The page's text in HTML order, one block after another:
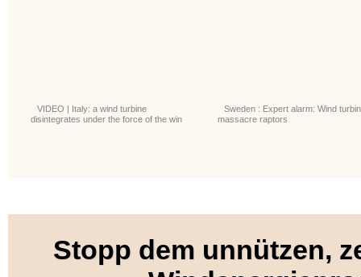
VIDEO | Italy: a wind turbine
disintegrates under the force of the win
Sweden : Expert alarm: Wind
massacre raptors
Stopp dem unnützen,